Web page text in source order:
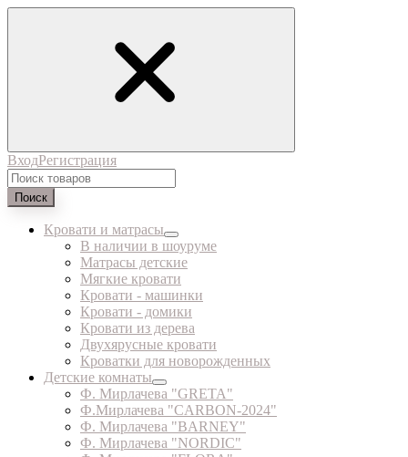
ВходРегистрация
Поиск
Кровати и матрасы
В наличии в шоуруме
Матрасы детские
Мягкие кровати
Кровати - машинки
Кровати - домики
Кровати из дерева
Двухярусные кровати
Кроватки для новорожденных
Детские комнаты
Ф. Мирлачева "GRETA"
Ф.Мирлачева "CARBON-2024"
Ф. Мирлачева "BARNEY"
Ф. Мирлачева "NORDIC"